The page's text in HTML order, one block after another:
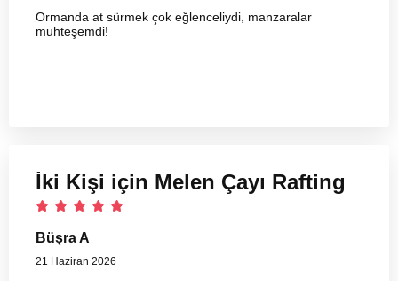
Ormanda at sürmek çok eğlenceliydi, manzaralar
muhteşemdi!
İki Kişi için Melen Çayı Rafting
Büşra A
21 Haziran 2026